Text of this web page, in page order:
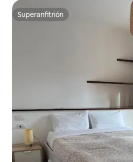
Superanfitrión
Superanfitrión